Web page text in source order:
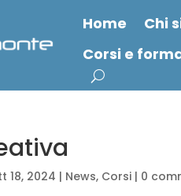
Home Chi
Corsi e
18, 2024 | News, Corsi | 0